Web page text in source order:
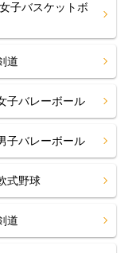
子バスケットボ
道
バレーボール
バレーボール
式野球
道